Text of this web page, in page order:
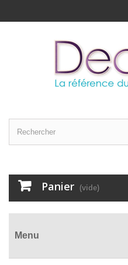
Panier (vide)
Menu